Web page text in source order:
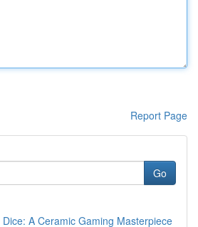
Report Page
Go
A Ceramic Gaming Masterpiece